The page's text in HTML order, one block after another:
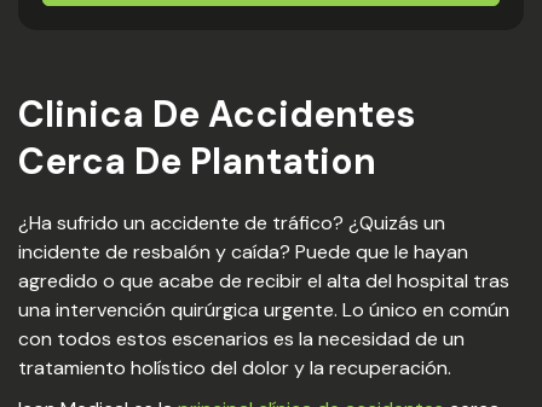
Clinica De Accidentes
Cerca De Plantation
¿Ha sufrido un accidente de tráfico? ¿Quizás un
incidente de resbalón y caída? Puede que le hayan
agredido o que acabe de recibir el alta del hospital tras
una intervención quirúrgica urgente. Lo único en común
con todos estos escenarios es la necesidad de un
tratamiento holístico del dolor y la recuperación.